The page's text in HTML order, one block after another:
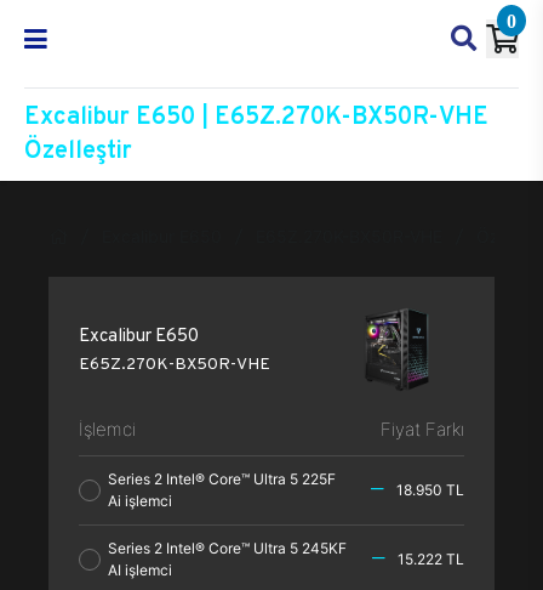
0
Excalibur E650 | E65Z.270K-BX50R-VHE
Özelleştir
Excalibur E650
E65Z.270K-BX50R-VHE
İşlemci Fiyat Farkı
Series 2 Intel® Core™ Ultra 5 225F
Ai işlemci
18.950 TL
Series 2 Intel® Core™ Ultra 5 245KF
AI işlemci
15.222 TL